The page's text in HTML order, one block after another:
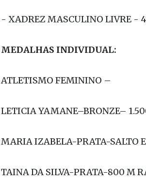
- VOLEIBOL MASCULINO ATÉ 21
- XADREZ MASCULINO LIVRE -
MEDALHAS INDIVIDUAL:
ATLETISMO FEMININO –
LETICIA YAMANE–BRONZE–
MARIA IZABELA-PRATA-SALTO